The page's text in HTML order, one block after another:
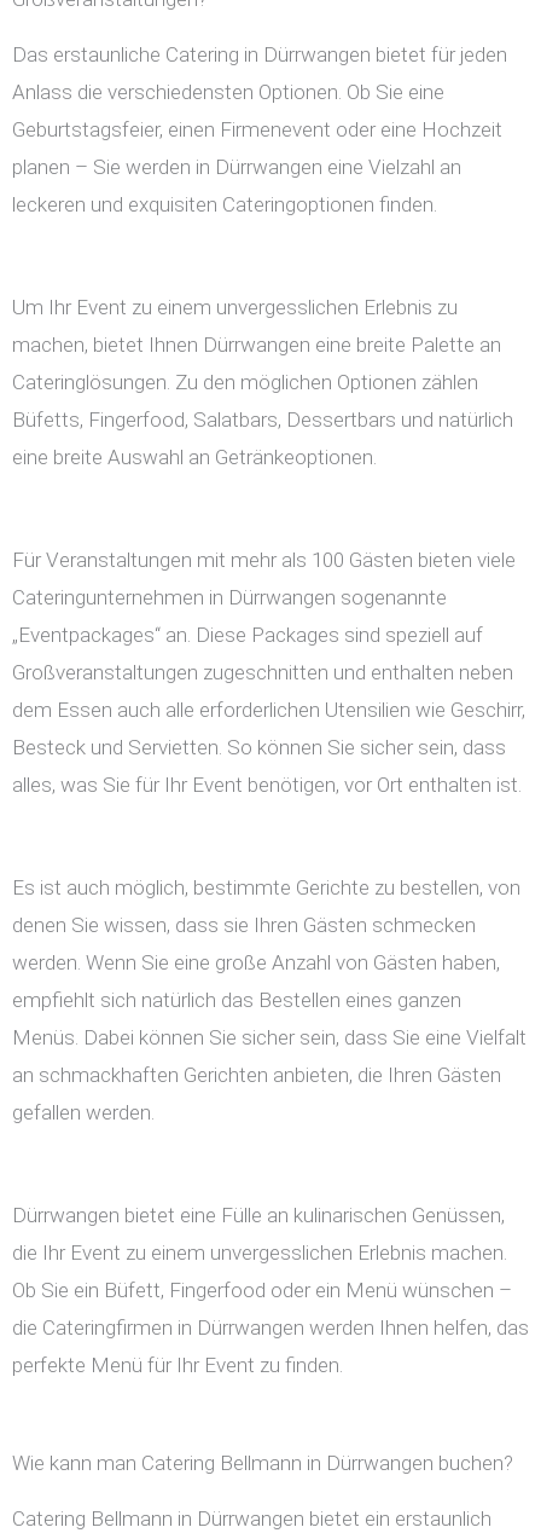
Das erstaunliche Catering in Dürrwangen bietet für jeden
Anlass die verschiedensten Optionen. Ob Sie eine
Geburtstagsfeier, einen Firmenevent oder eine Hochzeit
planen – Sie werden in Dürrwangen eine Vielzahl an
leckeren und exquisiten Cateringoptionen finden.
Um Ihr Event zu einem unvergesslichen Erlebnis zu
machen, bietet Ihnen Dürrwangen eine breite Palette an
Cateringlösungen. Zu den möglichen Optionen zählen
Büfetts, Fingerfood, Salatbars, Dessertbars und natürlich
eine breite Auswahl an Getränkeoptionen.
Für Veranstaltungen mit mehr als 100 Gästen bieten viele
Cateringunternehmen in Dürrwangen sogenannte
„Eventpackages“ an. Diese Packages sind speziell auf
Großveranstaltungen zugeschnitten und enthalten neben
dem Essen auch alle erforderlichen Utensilien wie Geschirr,
Besteck und Servietten. So können Sie sicher sein, dass
alles, was Sie für Ihr Event benötigen, vor Ort enthalten ist.
Es ist auch möglich, bestimmte Gerichte zu bestellen, von
denen Sie wissen, dass sie Ihren Gästen schmecken
werden. Wenn Sie eine große Anzahl von Gästen haben,
empfiehlt sich natürlich das Bestellen eines ganzen
Menüs. Dabei können Sie sicher sein, dass Sie eine Vielfalt
an schmackhaften Gerichten anbieten, die Ihren Gästen
gefallen werden.
Dürrwangen bietet eine Fülle an kulinarischen Genüssen,
die Ihr Event zu einem unvergesslichen Erlebnis machen.
Ob Sie ein Büfett, Fingerfood oder ein Menü wünschen –
die Cateringfirmen in Dürrwangen werden Ihnen helfen, das
perfekte Menü für Ihr Event zu finden.
Wie kann man Catering Bellmann in Dürrwangen buchen?
Catering Bellmann in Dürrwangen bietet ein erstaunlich